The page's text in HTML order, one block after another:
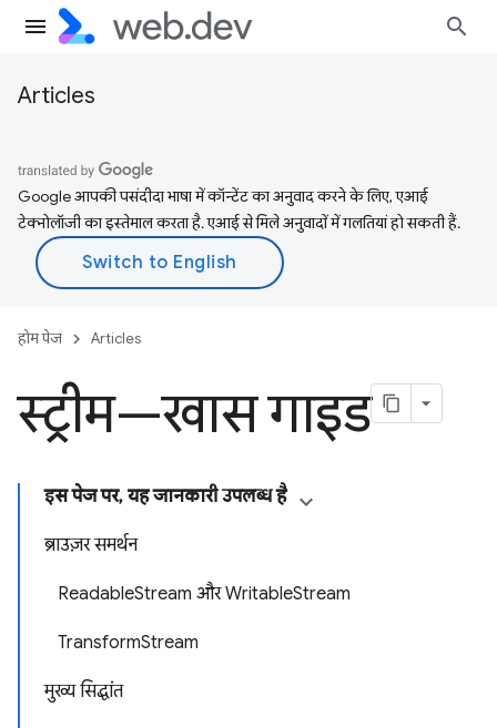
Articles
Google आपकी पसंदीदा भाषा में कॉन्टेंट का अनुवाद करने के लिए, एआई
टेक्नोलॉजी का इस्तेमाल करता है. एआई से मिले अनुवादों में गलतियां हो सकती हैं.
होम पेज Articles
स्ट्रीम—खास गाइड
इस पेज पर, यह जानकारी उपलब्ध है
ब्राउज़र समर्थन
ReadableStream और WritableStream
TransformStream
मुख्य सिद्धांत